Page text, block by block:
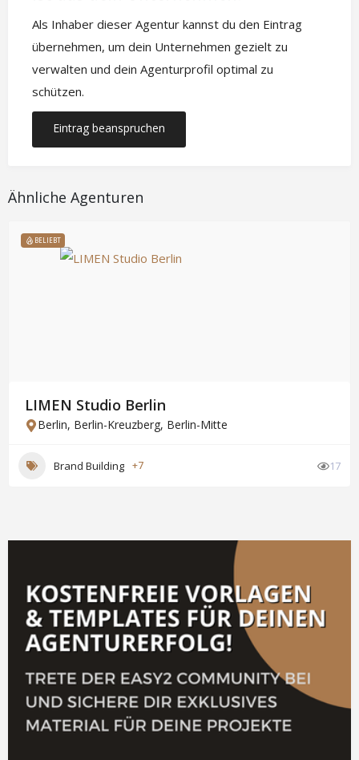
Als Inhaber dieser Agentur kannst du den Eintrag
übernehmen, um dein Unternehmen gezielt zu
verwalten und dein Agenturprofil optimal zu
schützen.
Eintrag beanspruchen
Ähnliche Agenturen
BELIEBT
LIMEN Studio Berlin
Berlin, Berlin-Kreuzberg, Berlin-Mitte
Brand Building +7 17